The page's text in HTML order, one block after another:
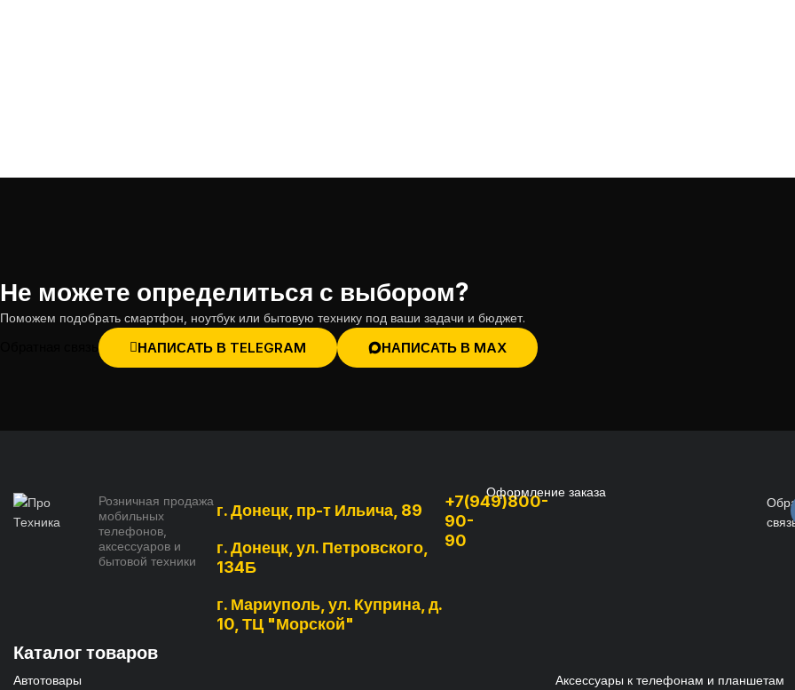
Не можете определиться с выбором?
Поможем подобрать смартфон, ноутбук или бытовую технику под ваши задачи и бюджет.
НАПИСАТЬ В TELEGRAM НАПИСАТЬ В MAX
Розничная продажа
мобильных
телефонов,
аксессуаров и
бытовой техники
г. Донецк, пр-т Ильича, 89
г. Донецк, ул. Петровского,
134Б
г. Мариуполь, ул. Куприна, д.
10, ТЦ "Морской"
+7(949)800-
90-
90
Оформление заказа
Каталог товаров
Автотовары Аксессуары к телефонам и планшетам